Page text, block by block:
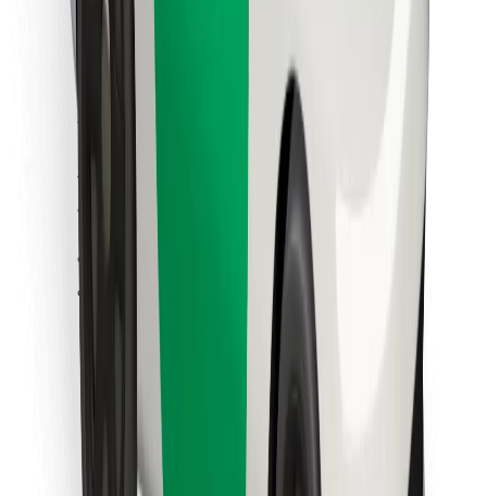
მომწოდებლები
მიიღე მომსახურება რამდენიმე წუთში!
გადმოწერე Bolt
იპოვე შენი საყვარელი კერძები!
გადმოწერე Bolt Food